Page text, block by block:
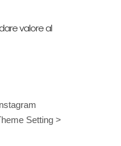
valore al
Setting >